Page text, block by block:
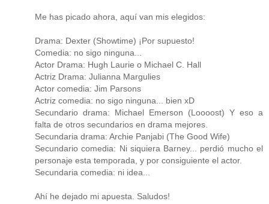
Me has picado ahora, aquí van mis elegidos:
Drama: Dexter (Showtime) ¡Por supuesto!
Comedia: no sigo ninguna...
Actor Drama: Hugh Laurie o Michael C. Hall
Actriz Drama: Julianna Margulies
Actor comedia: Jim Parsons
Actriz comedia: no sigo ninguna... bien xD
Secundario drama: Michael Emerson (Loooost) Y eso a
falta de otros secundarios en drama mejores.
Secundaria drama: Archie Panjabi (The Good Wife)
Secundario comedia: Ni siquiera Barney... perdió mucho el
personaje esta temporada, y por consiguiente el actor.
Secundaria comedia: ni idea...
Ahí he dejado mi apuesta. Saludos!